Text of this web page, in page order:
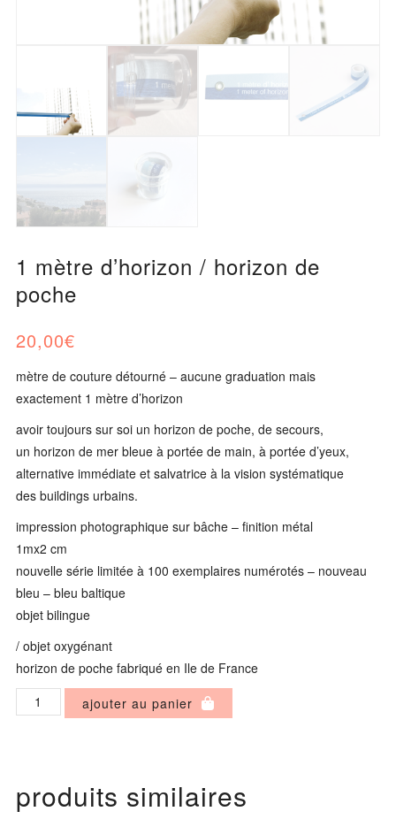
1 mètre d’horizon / horizon de
poche
20,00€
mètre de couture détourné – aucune graduation mais
exactement 1 mètre d’horizon
avoir toujours sur soi un horizon de poche, de secours,
un horizon de mer bleue à portée de main, à portée d’yeux,
alternative immédiate et salvatrice à la vision systématique
des buildings urbains.
impression photographique sur bâche – finition métal
1mx2 cm
nouvelle série limitée à 100 exemplaires numérotés – nouveau
bleu – bleu baltique
objet bilingue
/ objet oxygénant
horizon de poche fabriqué en Ile de France
quantité
de
/
ajouter au panier
produits similaires